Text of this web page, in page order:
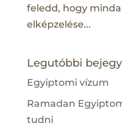
feledd, hogy
elképzelése...
Legutóbbi
Egyiptomi vízum
Ramadan
tudni